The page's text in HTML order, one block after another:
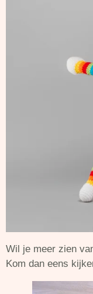
Wil je meer zien
Kom dan eens